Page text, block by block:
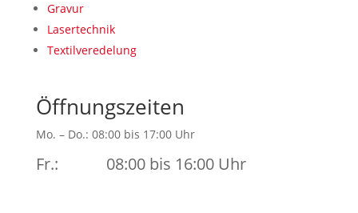
Gravur
Lasertechnik
Textilveredelung
Öffnungszeiten
Mo. – Do.: 08:00 bis 17:00 Uhr
Fr.: 08:00 bis 16:00 Uhr